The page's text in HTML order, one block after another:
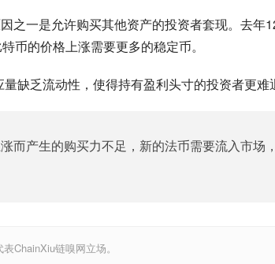
之一是允许购买其他资产的投资者套现。去年
币的价格上涨需要更多的稳定币。
缺乏流动性，使得持有盈利头寸的投资者更难
而产生的购买力不足，新的法币需要流入市场
ChainXiu链嗅网立场。